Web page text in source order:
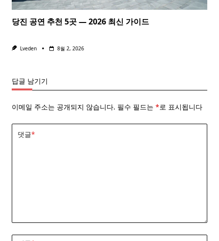
당진 공연 추천 5곳 — 2026 최신 가이드
Lveden 8월 2, 2026
답글 남기기
이메일 주소는 공개되지 않습니다. 필수 필드는 *로 표시됩니다
댓글*